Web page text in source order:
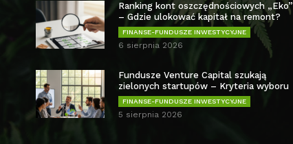
Ranking kont oszczędnościowych „Eko”
– Gdzie ulokować kapitał na remont?
FINANSE-FUNDUSZE INWESTYCYJNE
6 sierpnia 2026
Fundusze Venture Capital szukają
zielonych startupów – Kryteria wyboru
FINANSE-FUNDUSZE INWESTYCYJNE
5 sierpnia 2026